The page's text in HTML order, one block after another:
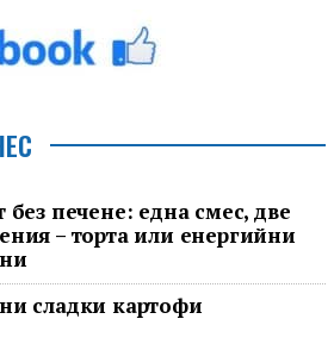
без печене: една смес, две
– торта или енергийни
сладки картофи